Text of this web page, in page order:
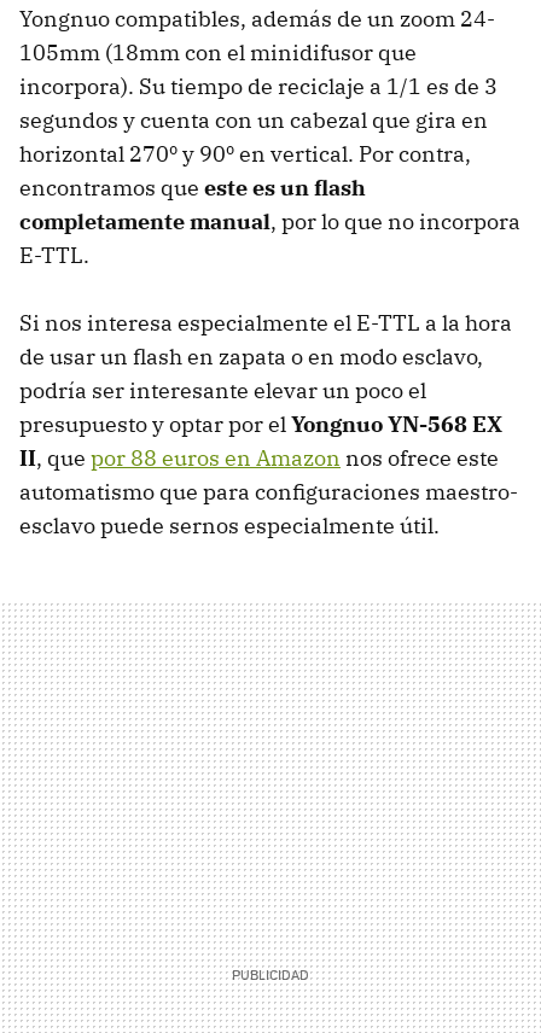
Yongnuo compatibles, además de un zoom 24-
105mm (18mm con el minidifusor que
incorpora). Su tiempo de reciclaje a 1/1 es de 3
segundos y cuenta con un cabezal que gira en
horizontal 270º y 90º en vertical. Por contra,
encontramos que este es un flash
completamente manual, por lo que no incorpora
E-TTL.
Si nos interesa especialmente el E-TTL a la hora
de usar un flash en zapata o en modo esclavo,
podría ser interesante elevar un poco el
presupuesto y optar por el Yongnuo YN-568 EX
II, que por 88 euros en Amazon nos ofrece este
automatismo que para configuraciones maestro-
esclavo puede sernos especialmente útil.